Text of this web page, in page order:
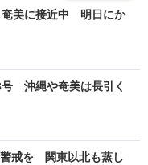
奄美に接近中 明日にか
沖縄や奄美は長引く
戒を 関東以北も蒸し